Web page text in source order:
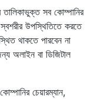
তালিকাভুক্ত সব কোম্পানির
উপস্থিতিতে করতে
থাকতে পারবেন না
অলাইন বা ডিজিটাল
চেয়ারম্যান,